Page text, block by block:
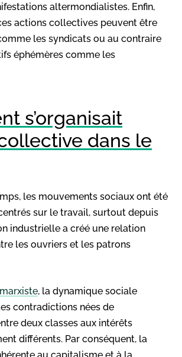
altermondialistes. Enfin,
actions collectives peuvent être
les syndicats ou au contraire
éphémères comme les
s’organisait
dans le
les mouvements sociaux ont été
sur le travail, surtout depuis
industrielle a créé une relation
les ouvriers et les patrons
marxiste, la dynamique sociale
contradictions nées de
deux classes aux intérêts
différents. Par conséquent, la